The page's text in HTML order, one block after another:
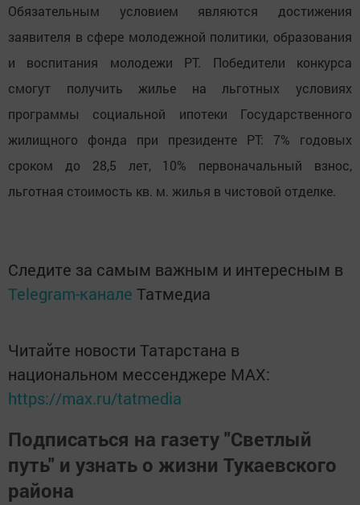
Обязательным условием являются достижения
заявителя в сфере молодежной политики, образования
и воспитания молодежи РТ. Победители конкурса
смогут получить жилье на льготных условиях
программы социальной ипотеки Государственного
жилищного фонда при президенте РТ: 7% годовых
сроком до 28,5 лет, 10% первоначальный взнос,
льготная стоимость кв. м. жилья в чистовой отделке.
Следите за самым важным и интересным в
Telegram-канале Татмедиа
Читайте новости Татарстана в
национальном мессенджере MАХ:
https://max.ru/tatmedia
Подписаться на газету "Светлый
путь" и узнать о жизни Тукаевского
района